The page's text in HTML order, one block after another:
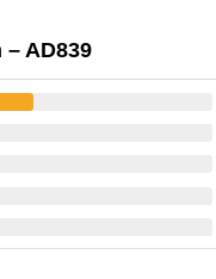
AD839